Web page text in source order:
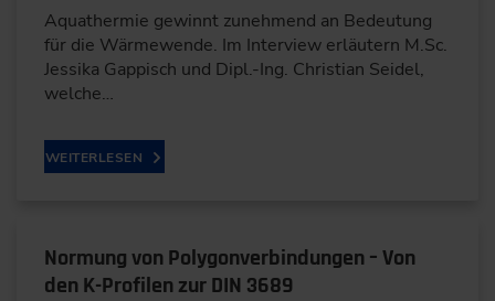
Aquathermie gewinnt zunehmend an Bedeutung
für die Wärmewende. Im Interview erläutern M.Sc.
Jessika Gappisch und Dipl.-Ing. Christian Seidel,
welche…
WEITERLESEN
Normung von Polygonverbindungen – Von
den K-Profilen zur DIN 3689